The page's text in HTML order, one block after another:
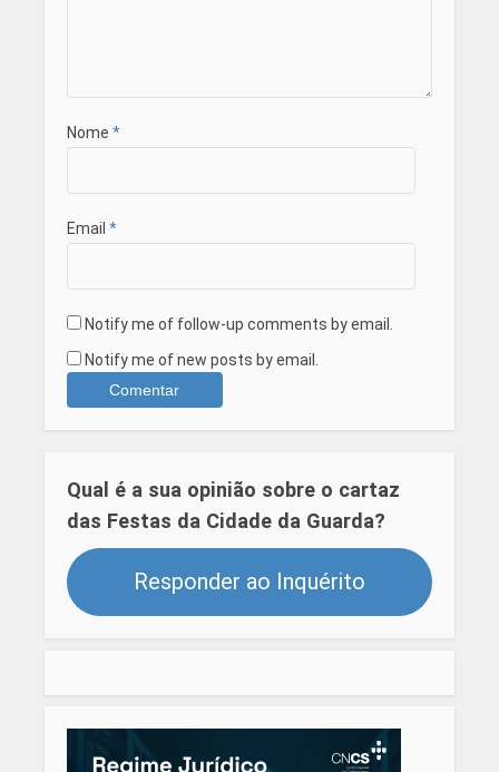
Nome *
Email *
Notify me of follow-up comments by email.
Notify me of new posts by email.
Qual é a sua opinião sobre o cartaz
das Festas da Cidade da Guarda?
Responder ao Inquérito